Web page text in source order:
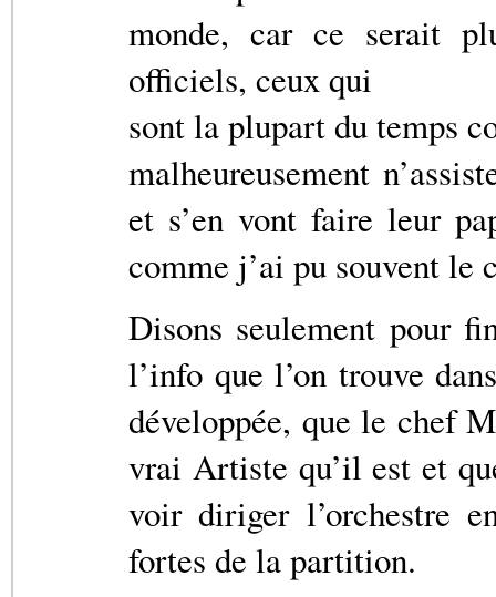
monde, car ce serait
officiels, ceux qui
sont la plupart du temps
malheureusement
et s’en vont faire leur
comme j’ai pu souvent le
Disons seulement pour
l’info que l’on trouve
développée, que le chef
vrai Artiste qu’il est et
voir diriger l’orchestre
fortes de la partition.